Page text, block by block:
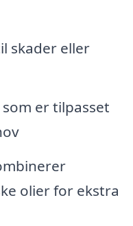
skader eller
er tilpasset
olier for ekstra